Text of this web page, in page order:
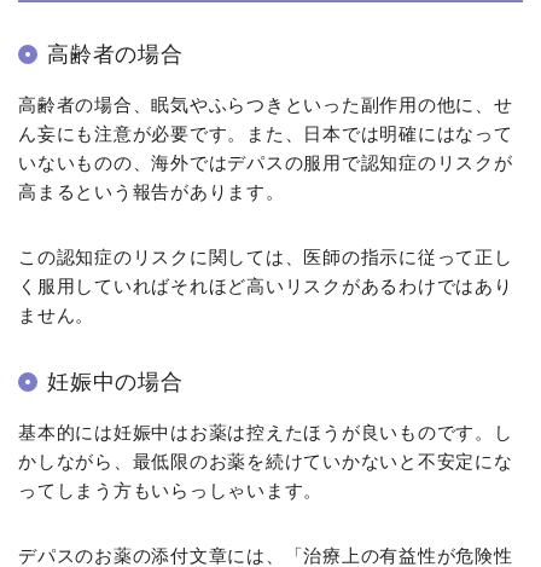
高齢者の場合
高齢者の場合、眠気やふらつきといった副作用の他に、せ
ん妄にも注意が必要です。また、日本では明確にはなって
いないものの、海外ではデパスの服用で認知症のリスクが
高まるという報告があります。
この認知症のリスクに関しては、医師の指示に従って正し
く服用していればそれほど高いリスクがあるわけではあり
ません。
妊娠中の場合
基本的には妊娠中はお薬は控えたほうが良いものです。し
かしながら、最低限のお薬を続けていかないと不安定にな
ってしまう方もいらっしゃいます。
デパスのお薬の添付文章には、「治療上の有益性が危険性